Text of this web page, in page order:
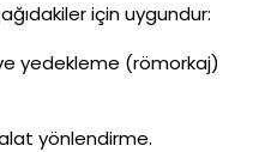
için uygundur:
yedekleme (römorkaj)
yönlendirme.